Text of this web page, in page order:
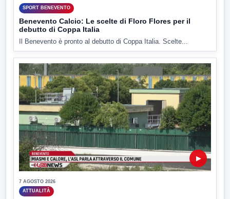
SPORT BENEVENTO
Benevento Calcio: Le scelte di Floro Flores per il
debutto di Coppa Italia
Il Benevento è pronto al debutto di Coppa Italia. Scelte...
▶
7 AGOSTO 2026
ATTUALITÀ